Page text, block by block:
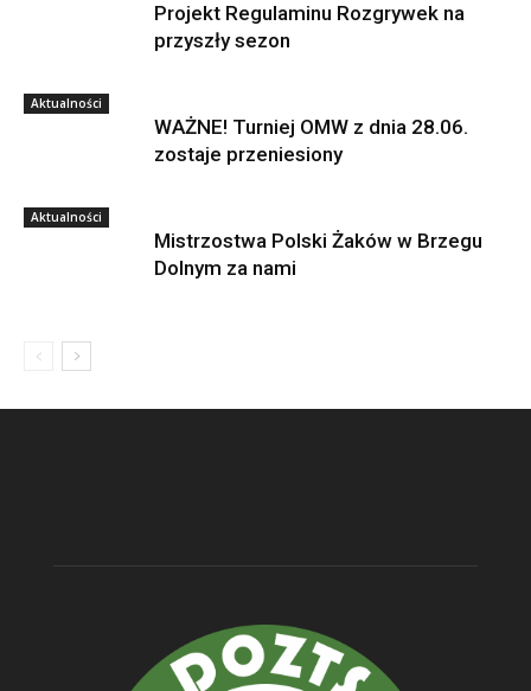
Projekt Regulaminu Rozgrywek na
przyszły sezon
Aktualności
WAŻNE! Turniej OMW z dnia 28.06.
zostaje przeniesiony
Aktualności
Mistrzostwa Polski Żaków w Brzegu
Dolnym za nami